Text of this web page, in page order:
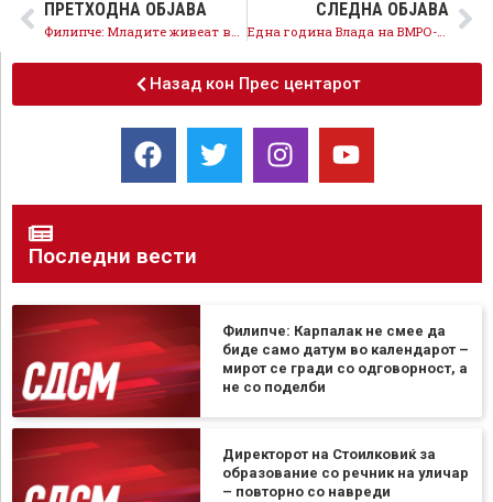
ПРЕТХОДНА ОБЈАВА СЛЕДНА ОБЈАВА
Една година Влада на ВМРО-ДПМНЕ: Македонија е понижена и нема европска иднина
Назад кон Прес центарот
Последни вести
Филипче: Карпалак не смее да
биде само датум во календарот –
мирот се гради со одговорност, а
не со поделби
Директорот на Стоилковиќ за
образование со речник на уличар
– повторно со навреди